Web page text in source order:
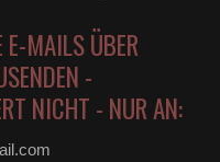
E-MAILS ÜBER
-
NICHT - NUR AN: